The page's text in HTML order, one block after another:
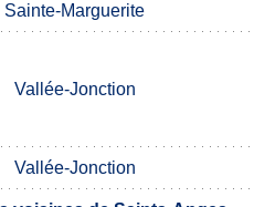
Sainte-Marguerite
Vallée-Jonction
Vallée-Jonction